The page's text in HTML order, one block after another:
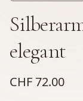
elegant
CHF 72.00